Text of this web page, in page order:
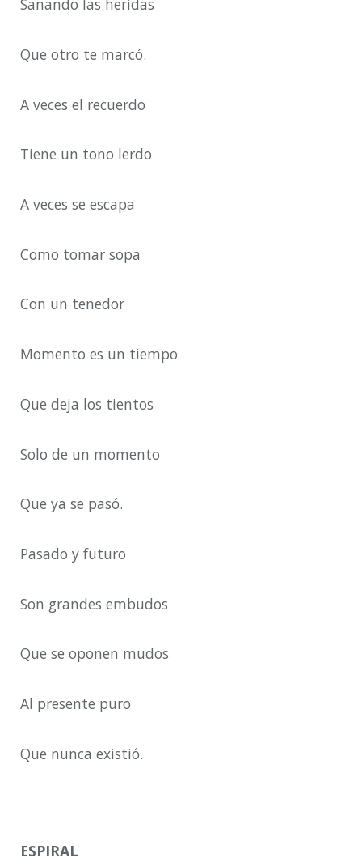
Sanando las heridas
Que otro te marcó.
A veces el recuerdo
Tiene un tono lerdo
A veces se escapa
Como tomar sopa
Con un tenedor
Momento es un tiempo
Que deja los tientos
Solo de un momento
Que ya se pasó.
Pasado y futuro
Son grandes embudos
Que se oponen mudos
Al presente puro
Que nunca existió.
ESPIRAL